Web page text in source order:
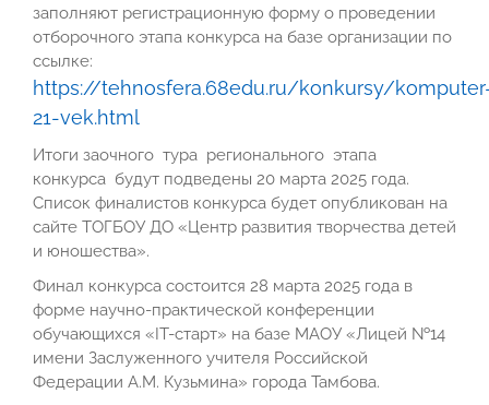
заполняют регистрационную форму о проведении
отборочного этапа конкурса на базе организации по
ссылке:
https://tehnosfera.68edu.ru/konkursy/
21-vek.html
Итоги заочного тура регионального этапа
конкурса будут подведены 20 марта 2025 года.
Список финалистов конкурса будет опубликован на
сайте ТОГБОУ ДО «Центр развития творчества детей
и юношества».
Финал конкурса состоится 28 марта 2025 года в
форме научно-практической конференции
обучающихся «IT-старт» на базе МАОУ «Лицей №14
имени Заслуженного учителя Российской
Федерации А.М. Кузьмина» города Тамбова.